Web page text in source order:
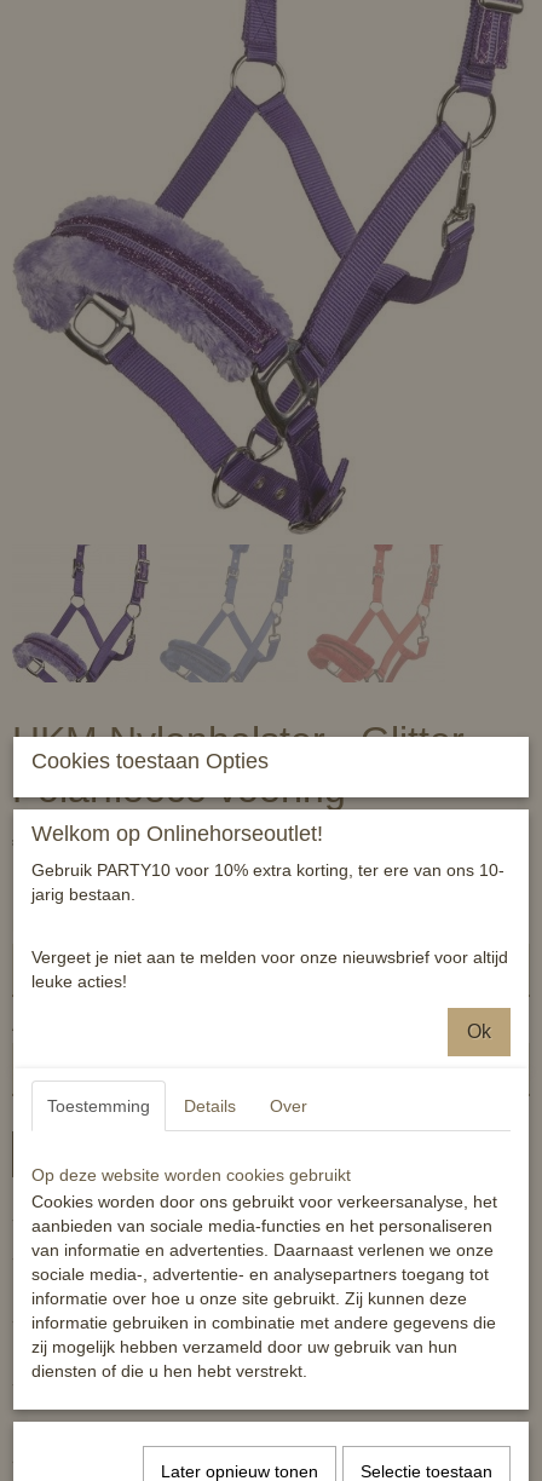
HKM Nylonhalster - Glitter -
Polarfleece voering
€ 14,95 (inclusief btw 21%)
Op voorraad
Aantal
- 100% polypropyleen
- zachte voering
- stevig zilverkleurig gespwerk
- op twee plaatsen verstelbaar in de nek
- verstelbaar onder de kaak
Cookies toestaan Opties
Welkom op Onlinehorseoutlet!
Gebruik PARTY10 voor 10% extra korting, ter ere van ons 10-
jarig bestaan.
Vergeet je niet aan te melden voor onze nieuwsbrief voor altijd
leuke acties!
Ok
Toestemming Details Over
Op deze website worden cookies gebruikt
Cookies worden door ons gebruikt voor verkeersanalyse, het
aanbieden van sociale media-functies en het personaliseren
van informatie en advertenties. Daarnaast verlenen we onze
sociale media-, advertentie- en analysepartners toegang tot
informatie over hoe u onze site gebruikt. Zij kunnen deze
informatie gebruiken in combinatie met andere gegevens die
zij mogelijk hebben verzameld door uw gebruik van hun
diensten of die u hen hebt verstrekt.
Later opnieuw tonen Selectie toestaan